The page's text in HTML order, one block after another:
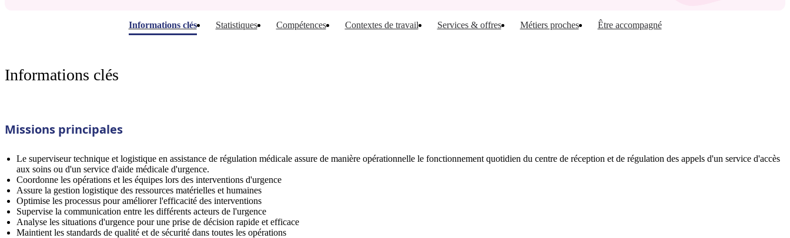
Informations clés Statistiques Compétences Contextes de travail Services & offres Métiers proches Être accompagné
Informations clés
Missions principales
Le superviseur technique et logistique en assistance de régulation médicale assure de manière opérationnelle le fonctionnement quotidien du centre de réception et de régulation des appels d'un service d'accès
aux soins ou d'un service d'aide médicale d'urgence.
Coordonne les opérations et les équipes lors des interventions d'urgence
Assure la gestion logistique des ressources matérielles et humaines
Optimise les processus pour améliorer l'efficacité des interventions
Supervise la communication entre les différents acteurs de l'urgence
Analyse les situations d'urgence pour une prise de décision rapide et efficace
Maintient les standards de qualité et de sécurité dans toutes les opérations